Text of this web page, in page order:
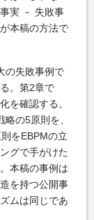
実 － 失敗事
本稿の方法で
の失敗事例で
。第2章で
を確認する。
の5原則を、
をEBPMの立
グで手がけた
本稿の事例は
を持つ公開事
ムは同じであ